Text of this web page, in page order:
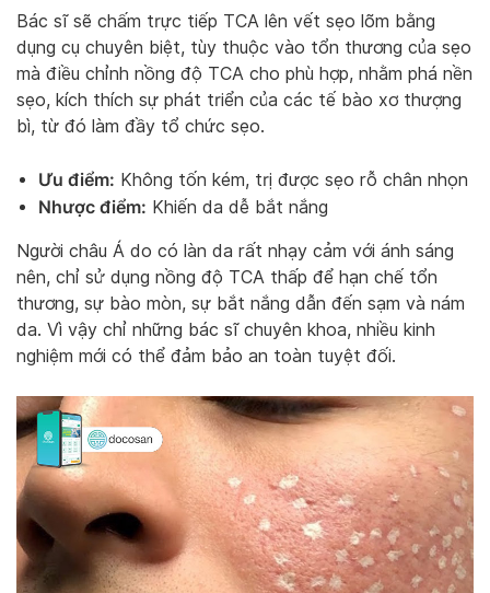
Bác sĩ sẽ chấm trực tiếp TCA lên vết sẹo lõm bằng
dụng cụ chuyên biệt, tùy thuộc vào tổn thương của sẹo
mà điều chỉnh nồng độ TCA cho phù hợp, nhằm phá nền
sẹo, kích thích sự phát triển của các tế bào xơ thượng
bì, từ đó làm đầy tổ chức sẹo.
Ưu điểm: Không tốn kém, trị được sẹo rỗ chân nhọn
Nhược điểm: Khiến da dễ bắt nắng
Người châu Á do có làn da rất nhạy cảm với ánh sáng
nên, chỉ sử dụng nồng độ TCA thấp để hạn chế tổn
thương, sự bào mòn, sự bắt nắng dẫn đến sạm và nám
da. Vì vậy chỉ những bác sĩ chuyên khoa, nhiều kinh
nghiệm mới có thể đảm bảo an toàn tuyệt đối.